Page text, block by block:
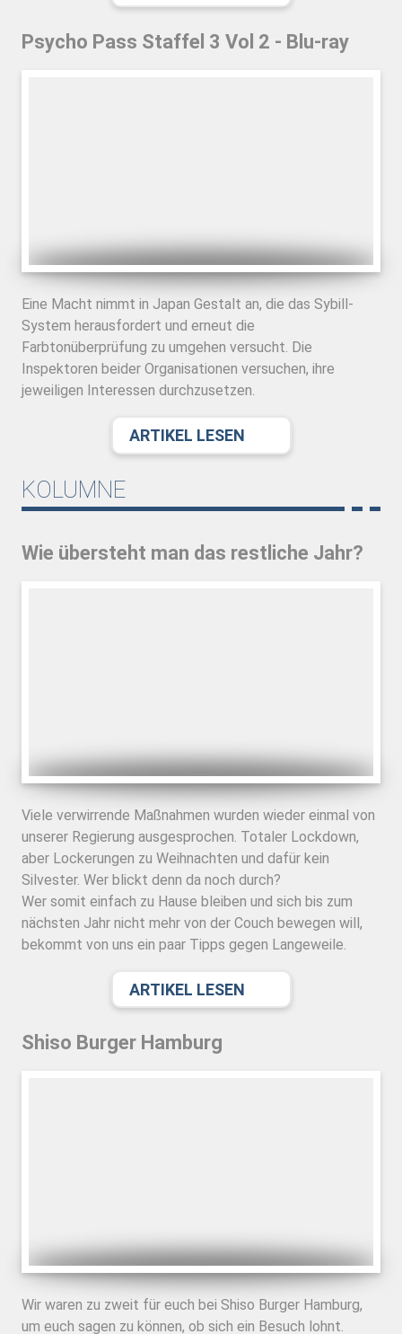
Psycho Pass Staffel 3 Vol 2 - Blu-ray
Eine Macht nimmt in Japan Gestalt an, die das Sybill-
System herausfordert und erneut die
Farbtonüberprüfung zu umgehen versucht. Die
Inspektoren beider Organisationen versuchen, ihre
jeweiligen Interessen durchzusetzen.
ARTIKEL LESEN
KOLUMNE
Wie übersteht man das restliche Jahr?
Viele verwirrende Maßnahmen wurden wieder einmal von
unserer Regierung ausgesprochen. Totaler Lockdown,
aber Lockerungen zu Weihnachten und dafür kein
Silvester. Wer blickt denn da noch durch?
Wer somit einfach zu Hause bleiben und sich bis zum
nächsten Jahr nicht mehr von der Couch bewegen will,
bekommt von uns ein paar Tipps gegen Langeweile.
ARTIKEL LESEN
Shiso Burger Hamburg
Wir waren zu zweit für euch bei Shiso Burger Hamburg,
um euch sagen zu können, ob sich ein Besuch lohnt.